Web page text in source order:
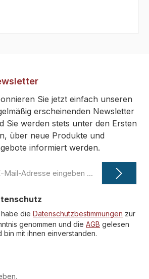
Sie jetzt einfach unseren
erscheinenden Newsletter
Sie werden stets unter den Ersten
über neue Produkte und
informiert werden.
die Datenschutzbestimmungen zur
genommen und die AGB gelesen
bin mit ihnen einverstanden.